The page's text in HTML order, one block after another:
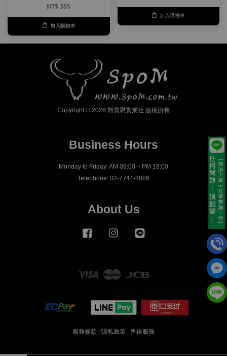
NT$ 355
加入購物車
加入購物車
Copyright © 2026 斯寶恩實業社 版權所有
Business Hours
Monday to Friday: AM 09:00 ~ PM 18:00
Telephone: 02-7744-8086
About Us
Facebook Instagram
Visa Master
服務條款 隱私政策 售後服務